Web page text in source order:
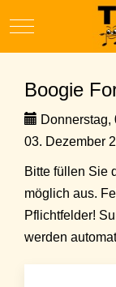
Mobile Menu
Boogie
Donnerstag,
03. Dezember
Bitte füllen Sie
möglich aus.
Pflichtfelder!
werden